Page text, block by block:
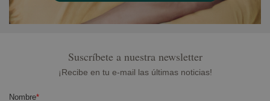
Suscríbete a nuestra newsletter
¡Recibe en tu e-mail las últimas noticias!